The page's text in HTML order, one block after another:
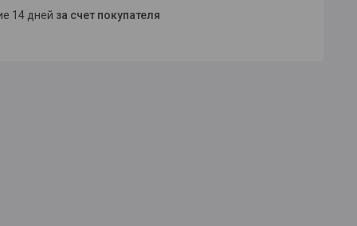
14 дней за счет покупателя